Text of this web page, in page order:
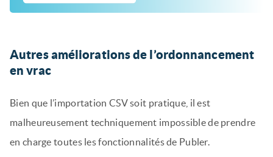
Autres améliorations de l’ordonnancement
en vrac
Bien que l’importation CSV soit pratique, il est
malheureusement techniquement impossible de prendre
en charge toutes les fonctionnalités de Publer.